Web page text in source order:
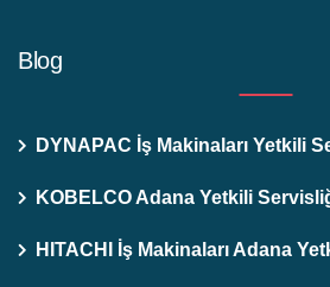
Blog
DYNAPAC İş Makinaları Yetkili
KOBELCO Adana Yetkili
HITACHI İş Makinaları Adana